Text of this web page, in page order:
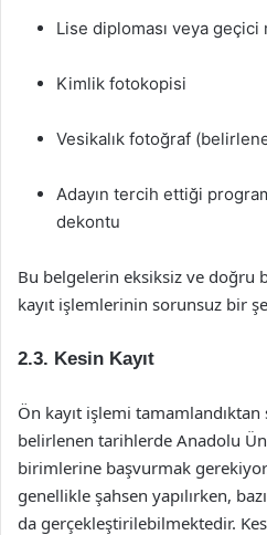
Lise diploması veya
Kimlik fotokopisi
Vesikalık fotoğraf
Adayın tercih ettiği
dekontu
Bu belgelerin eksiksiz ve doğru
kayıt işlemlerinin sorunsuz bir
2.3. Kesin Kayıt
Ön kayıt işlemi tamamlandıktan
belirlenen tarihlerde Anadolu
birimlerine başvurmak
genellikle şahsen yapılırken,
da gerçekleştirilebilmektedir.